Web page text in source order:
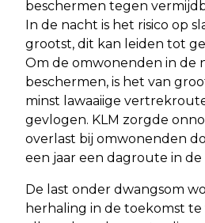
beschermen tegen
In de nacht is het risico op
grootst, dit kan leiden tot
Om de omwonenden in de
beschermen, is het van
minst lawaaiige
gevlogen. KLM zorgde
overlast bij omwonenden
een jaar een dagroute in
De last onder dwangsom
herhaling in de toekomst te